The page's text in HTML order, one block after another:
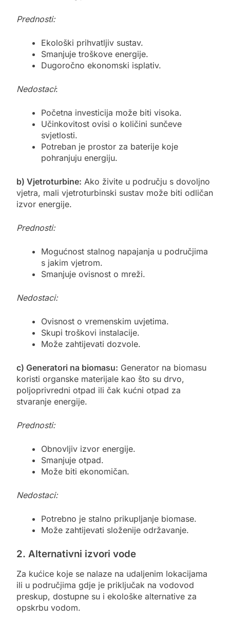
Prednosti:
Ekološki prihvatljiv sustav.
Smanjuje troškove energije.
Dugoročno ekonomski isplativ.
Nedostaci:
Početna investicija može biti visoka.
Učinkovitost ovisi o količini sunčeve
svjetlosti.
Potreban je prostor za baterije koje
pohranjuju energiju.
b) Vjetroturbine: Ako živite u području s dovoljno
vjetra, mali vjetroturbinski sustav može biti odličan
izvor energije.
Prednosti:
Mogućnost stalnog napajanja u područjima
s jakim vjetrom.
Smanjuje ovisnost o mreži.
Nedostaci:
Ovisnost o vremenskim uvjetima.
Skupi troškovi instalacije.
Može zahtijevati dozvole.
c) Generatori na biomasu: Generator na biomasu
koristi organske materijale kao što su drvo,
poljoprivredni otpad ili čak kućni otpad za
stvaranje energije.
Prednosti:
Obnovljiv izvor energije.
Smanjuje otpad.
Može biti ekonomičan.
Nedostaci:
Potrebno je stalno prikupljanje biomase.
Može zahtijevati složenije održavanje.
2. Alternativni izvori vode
Za kućice koje se nalaze na udaljenim lokacijama
ili u područjima gdje je priključak na vodovod
preskup, dostupne su i ekološke alternative za
opskrbu vodom.